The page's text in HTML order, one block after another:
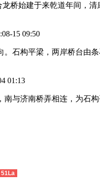
始建于来乾道年间，
15 09:50
石构平梁，两岸桥台由
01:13
与济南桥弄相连，为
51La